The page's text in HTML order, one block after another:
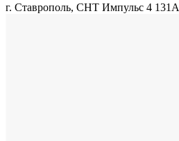
г. Ставрополь, СНТ Импульс 4 131А